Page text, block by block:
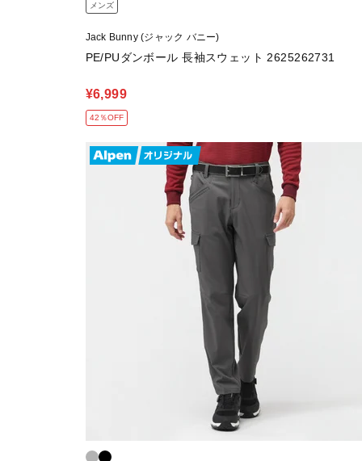
メンズ
Jack Bunny (ジャック バニー)
PE/PUダンボール 長袖スウェット 2625262731
¥6,999
42％OFF